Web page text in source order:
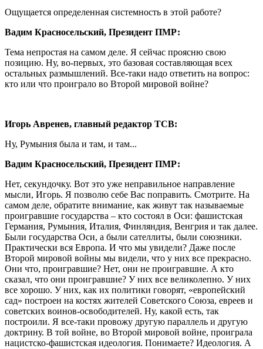
Ощущается определенная системность в этой работе?
Вадим Красносельский, Президент ПМР:
Тема непростая на самом деле. Я сейчас проясню свою
позицию. Ну, во-первых, это базовая составляющая всех
остальных размышлений. Все-таки надо ответить на вопрос:
кто или что проиграло во Второй мировой войне?
Игорь Авренев, главный редактор ТСВ:
Ну, Румыния была и там, и там...
Вадим Красносельский, Президент ПМР:
Нет, секундочку. Вот это уже неправильное направление
мысли, Игорь. Я позволю себе Вас поправить. Смотрите. На
самом деле, обратите внимание, как живут так называемые
проигравшие государства – кто состоял в Оси: фашистская
Германия, Румыния, Италия, Финляндия, Венгрия и так далее.
Были государства Оси, а были сателлиты, были союзники.
Практически вся Европа. И что мы увидели? Даже после
Второй мировой войны мы видели, что у них все прекрасно.
Они что, проигравшие? Нет, они не проигравшие. А кто
сказал, что они проигравшие? У них все великолепно. У них
все хорошо. У них, как их политики говорят, «европейский
сад» построен на костях жителей Советского Союза, евреев и
советских воинов-освободителей. Ну, какой есть, так
построили. Я все-таки провожу другую параллель и другую
доктрину. В той войне, во Второй мировой войне, проиграла
нацистско-фашистская идеология. Понимаете? Идеология. А